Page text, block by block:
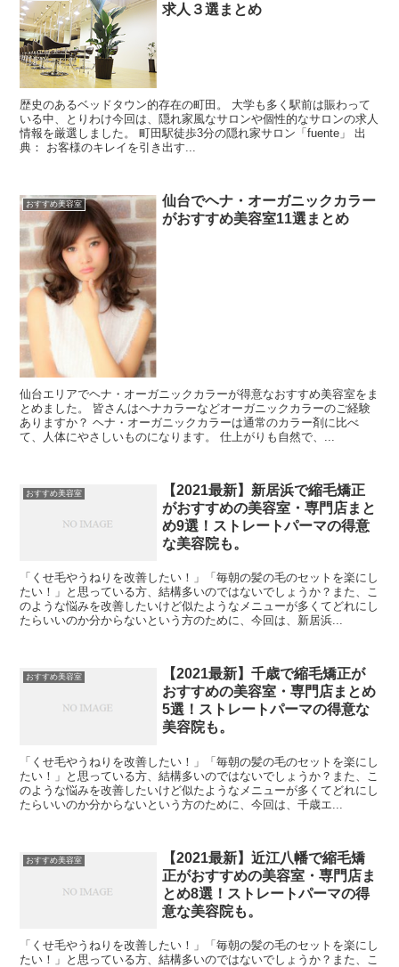
求人３選まとめ
歴史のあるベッドタウン的存在の町田。 大学も多く駅前は賑わって
いる中、とりわけ今回は、隠れ家風なサロンや個性的なサロンの求人
情報を厳選しました。 町田駅徒歩3分の隠れ家サロン「fuente」 出
典： お客様のキレイを引き出す...
おすすめ美容室
仙台でヘナ・オーガニックカラー
がおすすめ美容室11選まとめ
仙台エリアでヘナ・オーガニックカラーが得意なおすすめ美容室をま
とめました。 皆さんはヘナカラーなどオーガニックカラーのご経験
ありますか？ ヘナ・オーガニックカラーは通常のカラー剤に比べ
て、人体にやさしいものになります。 仕上がりも自然で、...
おすすめ美容室
【2021最新】新居浜で縮毛矯正
がおすすめの美容室・専門店まと
め9選！ストレートパーマの得意
な美容院も。
「くせ毛やうねりを改善したい！」「毎朝の髪の毛のセットを楽にし
たい！」と思っている方、結構多いのではないでしょうか？また、こ
のような悩みを改善したいけど似たようなメニューが多くてどれにし
たらいいのか分からないという方のために、今回は、新居浜...
おすすめ美容室
【2021最新】千歳で縮毛矯正が
おすすめの美容室・専門店まとめ
5選！ストレートパーマの得意な
美容院も。
「くせ毛やうねりを改善したい！」「毎朝の髪の毛のセットを楽にし
たい！」と思っている方、結構多いのではないでしょうか？また、こ
のような悩みを改善したいけど似たようなメニューが多くてどれにし
たらいいのか分からないという方のために、今回は、千歳エ...
おすすめ美容室
【2021最新】近江八幡で縮毛矯
正がおすすめの美容室・専門店ま
とめ8選！ストレートパーマの得
意な美容院も。
「くせ毛やうねりを改善したい！」「毎朝の髪の毛のセットを楽にし
たい！」と思っている方、結構多いのではないでしょうか？また、こ